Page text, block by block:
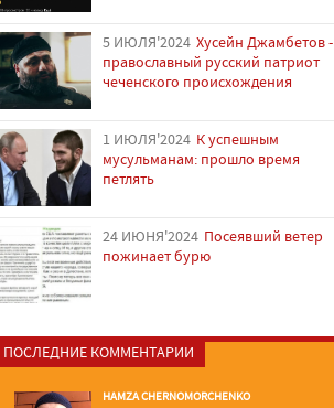
5 ИЮЛЯ'2024 Хусейн Джамбетов -
православный русский патриот
чеченского происхождения
1 ИЮЛЯ'2024 К успешным
мусульманам: прошло время
петлять
24 ИЮНЯ'2024 Посеявший ветер
пожинает бурю
ПОСЛЕДНИЕ КОММЕНТАРИИ
HAMZA CHERNOMORCHENKO